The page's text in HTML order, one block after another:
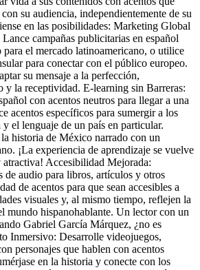
su audiencia, independientemente de su
en las posibilidades: Marketing Global
campañas publicitarias en español
para el mercado latinoamericano, o utilice
para conectar con el público europeo.
su mensaje a la perfección,
y la receptividad. E-learning sin Barreras:
con acentos neutros para llegar a una
acentos específicos para sumergir a los
el lenguaje de un país en particular.
historia de México narrado con un
¡La experiencia de aprendizaje se vuelve
Accesibilidad Mejorada:
de audio para libros, artículos y otros
de acentos para que sean accesibles a
visuales y, al mismo tiempo, reflejen la
mundo hispanohablante. Un lector con un
Gabriel García Márquez, ¿no es
Inmersivo: Desarrolle videojuegos,
personajes que hablen con acentos
en la historia y conecte con los